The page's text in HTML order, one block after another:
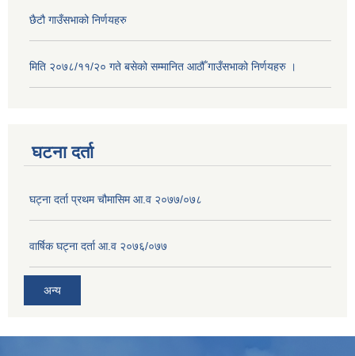
छैटौ गाउँसभाको निर्णयहरु
मिति २०७८/११/२० गते बसेको सम्मानित आठौँ गाउँसभाको निर्णयहरु ।
घटना दर्ता
घट्ना दर्ता प्रथम चौमासिम आ.व २०७७/०७८
वार्षिक घट्ना दर्ता आ.व २०७६/०७७
अन्य